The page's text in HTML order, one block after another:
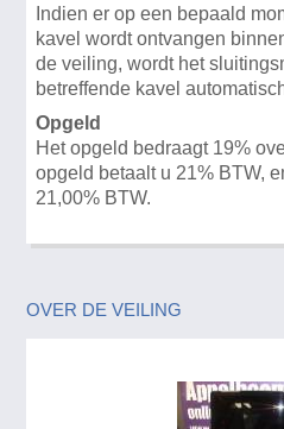
Indien er op een bepaald
kavel wordt ontvangen
de veiling, wordt het
betreffende kavel
Opgeld
Het opgeld bedraagt 19%
opgeld betaalt u 21% BTW,
21,00% BTW.
OVER DE VEILING